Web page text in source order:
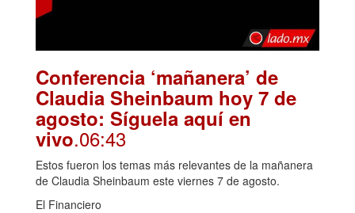
Conferencia ‘mañanera’ de
Claudia Sheinbaum hoy 7 de
agosto: Síguela aquí en
vivo.06:43
Estos fueron los temas más relevantes de la mañanera
de Claudia Sheinbaum este viernes 7 de agosto.
El Financiero